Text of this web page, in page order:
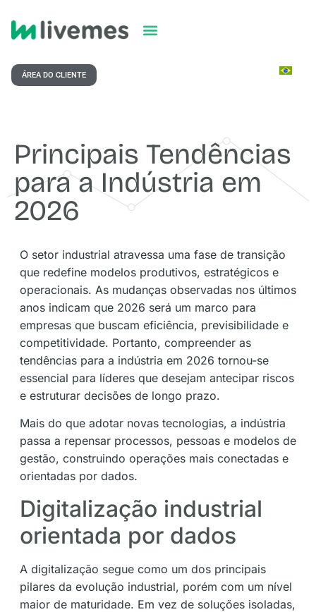
ÁREA DO CLIENTE
Principais Tendências
para a Indústria em
2026
O setor industrial atravessa uma fase de transição
que redefine modelos produtivos, estratégicos e
operacionais. As mudanças observadas nos últimos
anos indicam que 2026 será um marco para
empresas que buscam eficiência, previsibilidade e
competitividade. Portanto, compreender as
tendências para a indústria em 2026 tornou-se
essencial para líderes que desejam antecipar riscos
e estruturar decisões de longo prazo.
Mais do que adotar novas tecnologias, a indústria
passa a repensar processos, pessoas e modelos de
gestão, construindo operações mais conectadas e
orientadas por dados.
Digitalização industrial
orientada por dados
A digitalização segue como um dos principais
pilares da evolução industrial, porém com um nível
maior de maturidade. Em vez de soluções isoladas,